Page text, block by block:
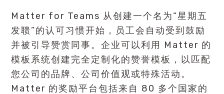
Matter for Teams 从创建一个名为“星期五
发聩”的认可习惯开始，员工会自动受到鼓励
并被引导赞赏同事。企业可以利用 Matter 的
模板系统创建完全定制化的赞誉模板，以匹配
您公司的品牌、公司价值观或特殊活动。
Matter 的奖励平台包括来自 80 多个国家的